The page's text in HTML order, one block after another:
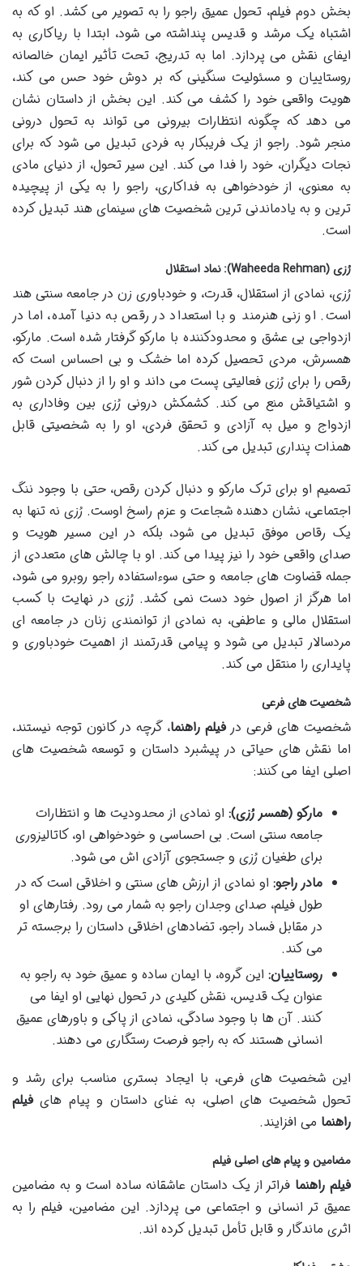
بخش دوم فیلم، تحول عمیق راجو را به تصویر می کشد. او که به
اشتباه یک مرشد و قدیس پنداشته می شود، ابتدا با ریاکاری به
ایفای نقش می پردازد. اما به تدریج، تحت تأثیر ایمان خالصانه
روستاییان و مسئولیت سنگینی که بر دوش خود حس می کند،
هویت واقعی خود را کشف می کند. این بخش از داستان نشان
می دهد که چگونه انتظارات بیرونی می تواند به تحول درونی
منجر شود. راجو از یک فریبکار به فردی تبدیل می شود که برای
نجات دیگران، خود را فدا می کند. این سیر تحول، از دنیای مادی
به معنوی، از خودخواهی به فداکاری، راجو را به یکی از پیچیده
ترین و به یادماندنی ترین شخصیت های سینمای هند تبدیل کرده
است.
رُزی (Waheeda Rehman): نماد استقلال
رُزی، نمادی از استقلال، قدرت، و خودباوری زن در جامعه سنتی هند
است. او زنی هنرمند و با استعداد در رقص به دنیا آمده، اما در
ازدواجی بی عشق و محدودکننده با مارکو گرفتار شده است. مارکو،
همسرش، مردی تحصیل کرده اما خشک و بی احساس است که
رقص را برای رُزی فعالیتی پست می داند و او را از دنبال کردن شور
و اشتیاقش منع می کند. کشمکش درونی رُزی بین وفاداری به
ازدواج و میل به آزادی و تحقق فردی، او را به شخصیتی قابل
همذات پنداری تبدیل می کند.
تصمیم او برای ترک مارکو و دنبال کردن رقص، حتی با وجود ننگ
اجتماعی، نشان دهنده شجاعت و عزم راسخ اوست. رُزی نه تنها به
یک رقاص موفق تبدیل می شود، بلکه در این مسیر هویت و
صدای واقعی خود را نیز پیدا می کند. او با چالش های متعددی از
جمله قضاوت های جامعه و حتی سوءاستفاده راجو روبرو می شود،
اما هرگز از اصول خود دست نمی کشد. رُزی در نهایت با کسب
استقلال مالی و عاطفی، به نمادی از توانمندی زنان در جامعه ای
مردسالار تبدیل می شود و پیامی قدرتمند از اهمیت خودباوری و
پایداری را منتقل می کند.
شخصیت های فرعی
شخصیت های فرعی درفیلم راهنما، گرچه در کانون توجه نیستند،
اما نقش های حیاتی در پیشبرد داستان و توسعه شخصیت های
اصلی ایفا می کنند:
مارکو (همسر رُزی): او نمادی از محدودیت ها و انتظارات
جامعه سنتی است. بی احساسی و خودخواهی او، کاتالیزوری
برای طغیان رُزی و جستجوی آزادی اش می شود.
مادر راجو: او نمادی از ارزش های سنتی و اخلاقی است که در
طول فیلم، صدای وجدان راجو به شمار می رود. رفتارهای او
در مقابل فساد راجو، تضادهای اخلاقی داستان را برجسته تر
می کند.
روستاییان: این گروه، با ایمان ساده و عمیق خود به راجو به
عنوان یک قدیس، نقش کلیدی در تحول نهایی او ایفا می
کنند. آن ها با وجود سادگی، نمادی از پاکی و باورهای عمیق
انسانی هستند که به راجو فرصت رستگاری می دهند.
این شخصیت های فرعی، با ایجاد بستری مناسب برای رشد و
تحول شخصیت های اصلی، به غنای داستان و پیام هایفیلم
راهنما می افزایند.
مضامین و پیام های اصلی فیلم
فیلم راهنما فراتر از یک داستان عاشقانه ساده است و به مضامین
عمیق تر انسانی و اجتماعی می پردازد. این مضامین، فیلم را به
اثری ماندگار و قابل تأمل تبدیل کرده اند.